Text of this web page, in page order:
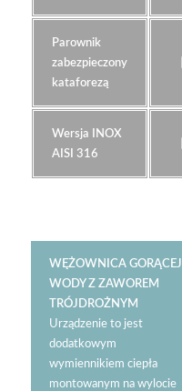
Parownik
zabezpieczony
kataforezą
Wersja INOX
AISI 316
WĘŻOWNICA GORĄCEJ
WODY Z ZAWOREM
TRÓJDROŻNYM
Urządzenie to jest
dodatkowym
wymiennikiem ciepła
montowanym na wylocie